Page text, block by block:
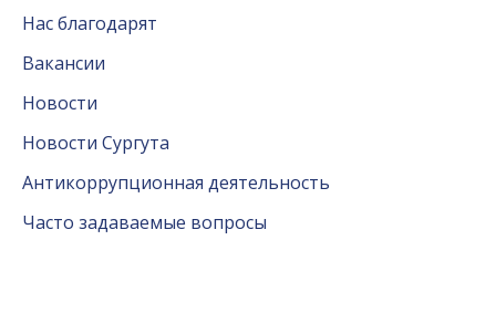
Нас благодарят
Вакансии
Новости
Новости Сургута
Антикоррупционная деятельность
Часто задаваемые вопросы